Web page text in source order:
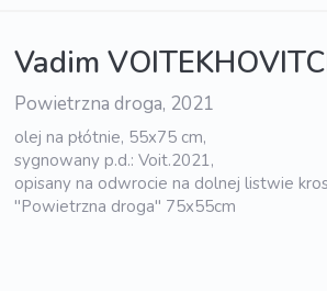
Vadim
Powietrzna droga, 2021
olej na płótnie, 55x75 cm,
sygnowany p.d.: Voit.2021,
opisany na odwrocie na dolnej listwie
"Powietrzna droga" 75x55cm